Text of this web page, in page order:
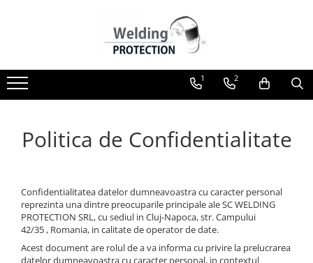
Aparate pentru sudare
Aparate pentru sudare
Aparate pentru sudare MIG-MAG
Aparate pentru sudare WIG-TIG
Aparate pentru sudare
CONECTORI/BOLTURI/STIFTURI
Aparat de sudare bolturi de tip
invertor
1 2
Politica de Confidentialitate
Confidentialitatea datelor dumneavoastra cu caracter personal
reprezinta una dintre preocuparile principale ale SC WELDING
PROTECTION SRL, cu sediul in Cluj-Napoca, str. Campului
42/35 , Romania, in calitate de operator de date.
Acest document are rolul de a va informa cu privire la prelucrarea
datelor dumneavoastra cu caracter personal, in contextul